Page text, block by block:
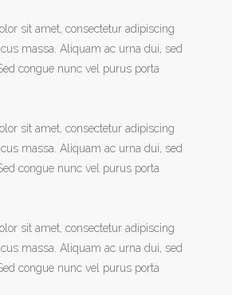
sit amet, consectetur adipiscing
massa. Aliquam ac urna dui, sed
congue nunc vel purus porta
sit amet, consectetur adipiscing
massa. Aliquam ac urna dui, sed
congue nunc vel purus porta
sit amet, consectetur adipiscing
massa. Aliquam ac urna dui, sed
congue nunc vel purus porta